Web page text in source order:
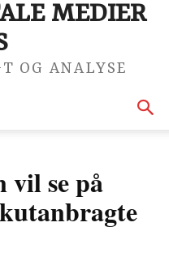
MEDIER
OG ANALYSE
vil se på